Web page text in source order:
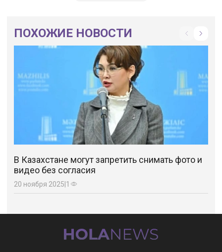
ПОХОЖИЕ НОВОСТИ
В Казахстане могут запретить снимать фото и
видео без согласия
20 ноября 2025 1